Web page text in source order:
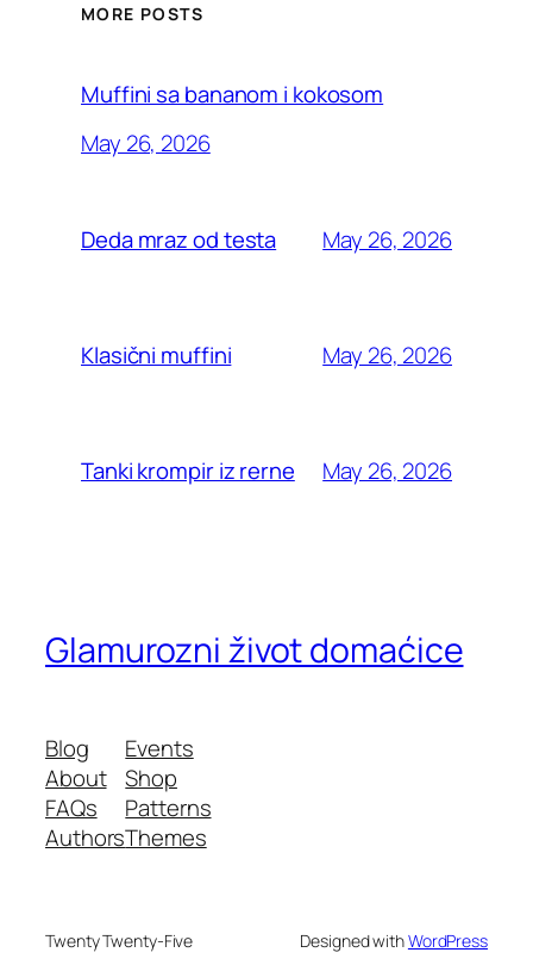
MORE POSTS
Muffini sa bananom i kokosom
May 26, 2026
Deda mraz od testa May 26, 2026
Klasični muffini May 26, 2026
Tanki krompir iz rerne May 26, 2026
Glamurozni život domaćice
Blog
About
FAQs
Authors
Events
Shop
Patterns
Themes
Twenty Twenty-Five Designed withWordPress